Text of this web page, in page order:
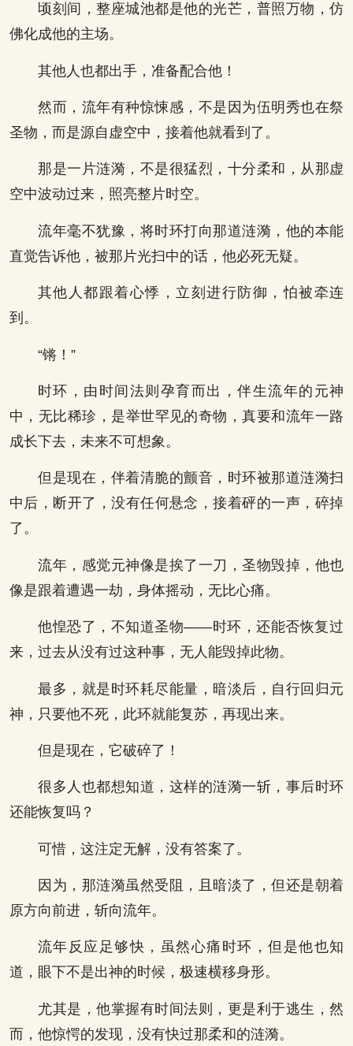
顷刻间，整座城池都是他的光芒，普照万物，仿
佛化成他的主场。
其他人也都出手，准备配合他！
然而，流年有种惊悚感，不是因为伍明秀也在祭
圣物，而是源自虚空中，接着他就看到了。
那是一片涟漪，不是很猛烈，十分柔和，从那虚
空中波动过来，照亮整片时空。
流年毫不犹豫，将时环打向那道涟漪，他的本能
直觉告诉他，被那片光扫中的话，他必死无疑。
其他人都跟着心悸，立刻进行防御，怕被牵连
到。
“锵！”
时环，由时间法则孕育而出，伴生流年的元神
中，无比稀珍，是举世罕见的奇物，真要和流年一路
成长下去，未来不可想象。
但是现在，伴着清脆的颤音，时环被那道涟漪扫
中后，断开了，没有任何悬念，接着砰的一声，碎掉
了。
流年，感觉元神像是挨了一刀，圣物毁掉，他也
像是跟着遭遇一劫，身体摇动，无比心痛。
他惶恐了，不知道圣物——时环，还能否恢复过
来，过去从没有过这种事，无人能毁掉此物。
最多，就是时环耗尽能量，暗淡后，自行回归元
神，只要他不死，此环就能复苏，再现出来。
但是现在，它破碎了！
很多人也都想知道，这样的涟漪一斩，事后时环
还能恢复吗？
可惜，这注定无解，没有答案了。
因为，那涟漪虽然受阻，且暗淡了，但还是朝着
原方向前进，斩向流年。
流年反应足够快，虽然心痛时环，但是他也知
道，眼下不是出神的时候，极速横移身形。
尤其是，他掌握有时间法则，更是利于逃生，然
而，他惊愕的发现，没有快过那柔和的涟漪。